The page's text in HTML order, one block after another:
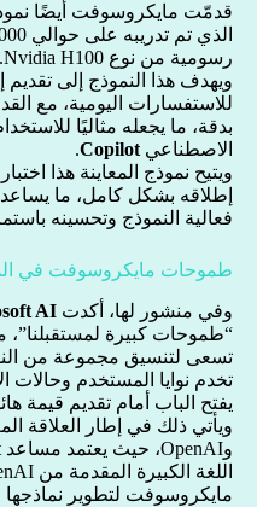
قدمّت مايكروسوفت أيضًا
رسومية من نوع Nvidia H100.
ويهدف هذا النموذج إلى تقديم
للاستفسارات اليومية، مع
بدقة، ما يجعله مثاليًا
الاصطناعيCopilot
.
ويتيح نموذج المعاينة هذا
إطلاقه بشكل كامل، ما
فعالية النموذج وتحسينه
طموحات مايكروسوفت في
وفي منشور لها، أكدت AI
“طموحات كبيرة
تسعى لتنسيق مجموعة من
تخدم نوايا المستخدم وحالات
يفتح الباب أمام تقديم قيمة
ويأتي ذلك في إطار العلاقة
مايكروسوفت لتطوير نماذجها